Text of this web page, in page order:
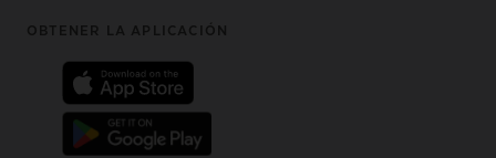
Footer
OBTENER LA APLICACIÓN